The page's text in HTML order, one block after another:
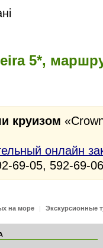
5*,
круизом
онлайн
69-05, 592-69-06
на море | Экскурсионные